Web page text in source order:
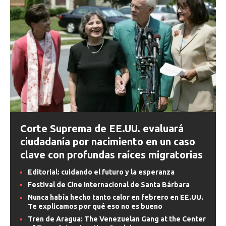
Corte Suprema de EE.UU. evaluará
ciudadanía por nacimiento en un caso
clave con profundas raíces migratorias
Editorial: cuidando el futuro y la esperanza
Festival de Cine Internacional de Santa Bárbara
Nunca había hecho tanto calor en febrero en EE.UU.
Te explicamos por qué eso no es bueno
Tren de Aragua: The Venezuelan Gang at the Center